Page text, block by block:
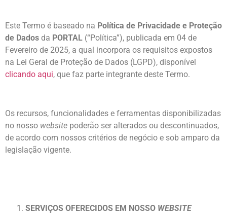
Este Termo é baseado na Política de Privacidade e Proteção
de Dados da PORTAL (“Política”), publicada em 04 de
Fevereiro de 2025, a qual incorpora os requisitos expostos
na Lei Geral de Proteção de Dados (LGPD), disponível
clicando aqui, que faz parte integrante deste Termo.
Os recursos, funcionalidades e ferramentas disponibilizadas
no nosso website poderão ser alterados ou descontinuados,
de acordo com nossos critérios de negócio e sob amparo da
legislação vigente.
SERVIÇOS OFERECIDOS EM NOSSO WEBSITE